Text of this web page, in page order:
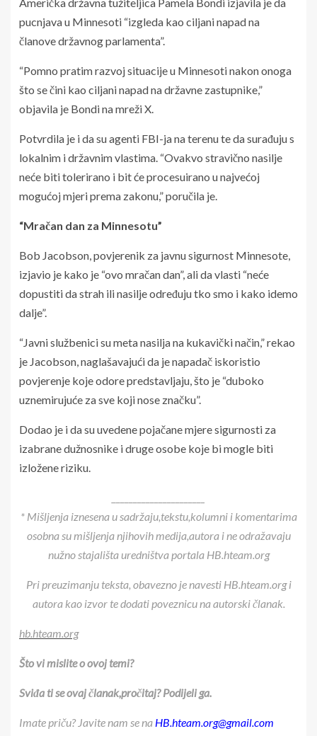
pucnjava u Minnesoti “izgleda kao ciljani napad na
članove državnog parlamenta”.
“Pomno pratim razvoj situacije u Minnesoti nakon onoga
što se čini kao ciljani napad na državne zastupnike,”
objavila je Bondi na mreži X.
Potvrdila je i da su agenti FBI-ja na terenu te da surađuju s
lokalnim i državnim vlastima. “Ovakvo stravično nasilje
neće biti tolerirano i bit će procesuirano u najvećoj
mogućoj mjeri prema zakonu,” poručila je.
“Mračan dan za Minnesotu”
Bob Jacobson, povjerenik za javnu sigurnost Minnesote,
izjavio je kako je “ovo mračan dan”, ali da vlasti “neće
dopustiti da strah ili nasilje određuju tko smo i kako idemo
dalje”.
“Javni službenici su meta nasilja na kukavički način,” rekao
je Jacobson, naglašavajući da je napadač iskoristio
povjerenje koje odore predstavljaju, što je “duboko
uznemirujuće za sve koji nose značku”.
Dodao je i da su uvedene pojačane mjere sigurnosti za
izabrane dužnosnike i druge osobe koje bi mogle biti
izložene riziku.
* Mišljenja iznesena u sadržaju,tekstu,kolumni i komentarima
osobna su mišljenja njihovih medija,autora i ne odražavaju
nužno stajališta uredništva portala HB.hteam.org
Pri preuzimanju teksta, obavezno je navesti HB.hteam.org i
autora kao izvor te dodati poveznicu na autorski članak.
hb.hteam.org
Što vi mislite o ovoj temi?
Sviđa ti se ovaj članak,pročitaj? Podijeli ga.
Imate priču? Javite nam se na HB.hteam.org@gmail.com